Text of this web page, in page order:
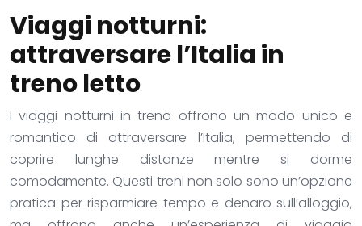
Viaggi notturni:
attraversare l’Italia in
treno letto
I viaggi notturni in treno offrono un modo unico e
romantico di attraversare l’Italia, permettendo di
coprire lunghe distanze mentre si dorme
comodamente. Questi treni non solo sono un’opzione
pratica per risparmiare tempo e denaro sull’alloggio,